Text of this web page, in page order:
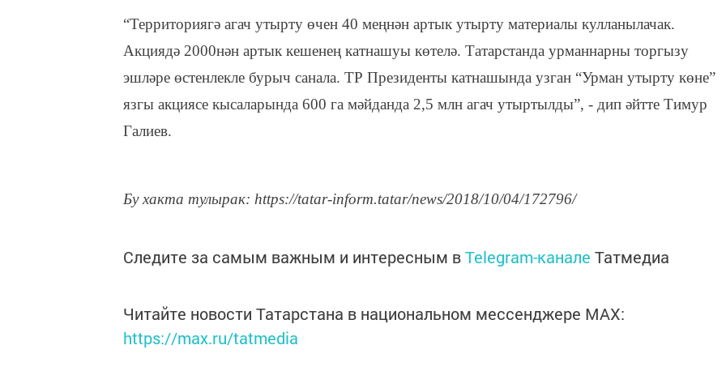
“Территориягә агач утырту өчен 40 меңнән артык утырту материалы кулланылачак.
Акциядә 2000нән артык кешенең катнашуы көтелә. Татарстанда урманнарны торгызу
эшләре өстенлекле бурыч санала. ТР Президенты катнашында узган “Урман утырту көне”
язгы акциясе кысаларында 600 га мәйданда 2,5 млн агач утыртылды”, - дип әйтте Тимур
Галиев.
Бу хакта тулырак: https://tatar-inform.tatar/news/2018/10/04/172796/
Следите за самым важным и интересным вTelegram-канале Татмедиа
Читайте новости Татарстана в национальном мессенджере MАХ:
https://max.ru/tatmedia